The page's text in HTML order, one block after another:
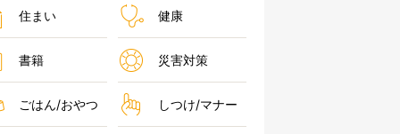
住まい 健康
書籍 災害対策
ごはん/おやつ しつけ/マナー